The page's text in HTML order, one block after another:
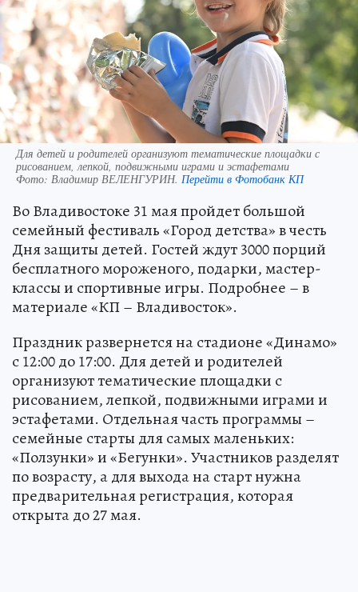
Для детей и родителей организуют тематические площадки с
рисованием, лепкой, подвижными играми и эстафетами
Фото: Владимир ВЕЛЕНГУРИН. Перейти в Фотобанк КП
Во Владивостоке 31 мая пройдет большой
семейный фестиваль «Город детства» в честь
Дня защиты детей. Гостей ждут 3000 порций
бесплатного мороженого, подарки, мастер-
классы и спортивные игры. Подробнее – в
материале «КП – Владивосток».
Праздник развернется на стадионе «Динамо»
с 12:00 до 17:00. Для детей и родителей
организуют тематические площадки с
рисованием, лепкой, подвижными играми и
эстафетами. Отдельная часть программы –
семейные старты для самых маленьких:
«Ползунки» и «Бегунки». Участников разделят
по возрасту, а для выхода на старт нужна
предварительная регистрация, которая
открыта до 27 мая.